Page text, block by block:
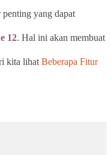
yang dapat
12. Hal ini akan membuat
kita lihat Beberapa Fitur